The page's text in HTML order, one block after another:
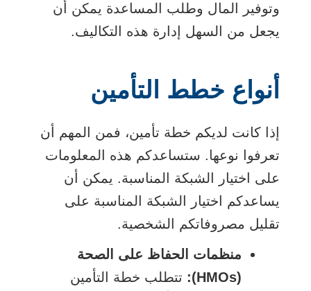
وتوفير المال وطلب المساعدة يمكن أن
يجعل من السهل إدارة هذه التكاليف.
أنواع خطط التأمين
إذا كانت لديكم خطة تأمين، فمن المهم أن
تعرفوا نوعها. ستساعدكم هذه المعلومات
على اختيار الشبكة المناسبة. يمكن أن
يساعدكم اختيار الشبكة المناسبة على
تقليل مصروفاتكم الشخصية.
منظمات الحفاظ على الصحة
(HMOs):
تتطلب خطة التأمين